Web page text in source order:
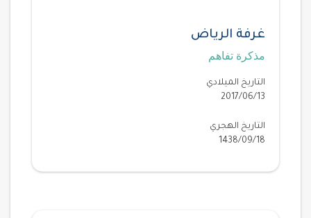
غرفة الرياض
مذكرة تفاهم
التاريخ الميلادي
2017/06/13
التاريخ الهجري
1438/09/18